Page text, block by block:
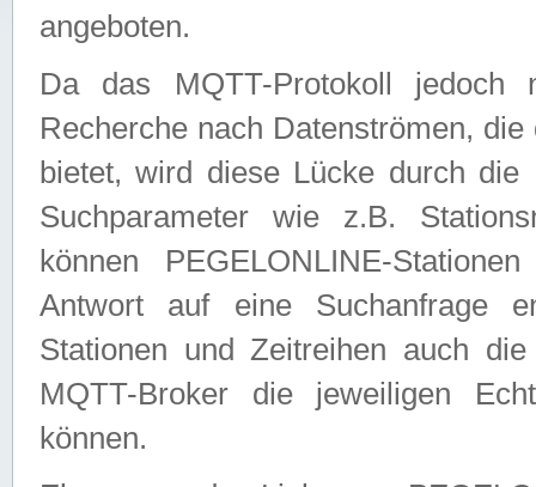
angeboten.
Da das MQTT-Protokoll jedoch
Recherche nach Datenströmen,
bietet, wird diese Lücke durch die
Suchparameter wie z.B.
können PEGELONLINE-
Antwort auf eine Suchanfrage
Stationen und Zeitreihen auch
MQTT-Broker die jeweiligen
können.